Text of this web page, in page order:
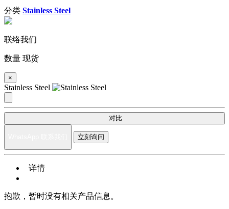
分类 Stainless Steel
联络我们
数量 现货
×
Stainless Steel
对比
立刻询问
详情
抱歉，暂时没有相关产品信息。